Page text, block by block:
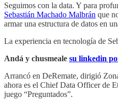
Seguimos con la data. Y para
Sebastián Machado Malbrán que
armar una estructura de datos en
La experiencia en tecnología de
Andá y chusmeale su linkedin
Arrancó en DeRemate, dirigió
ahora es el Chief Data Officer de
juego “Preguntados”.